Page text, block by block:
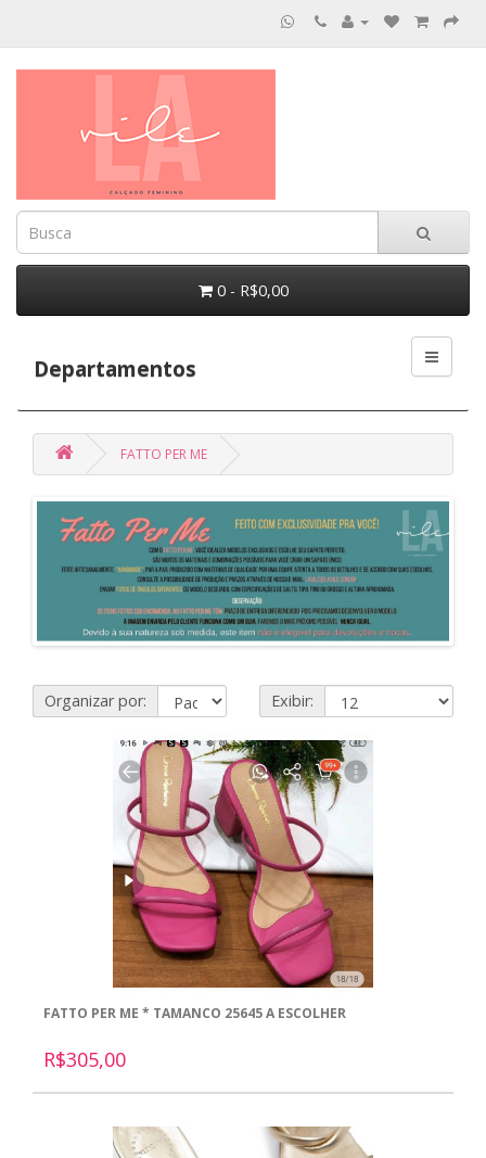
0 - R$0,00
Departamentos
FATTO PER ME
Organizar por: Exibir:
FATTO PER ME * TAMANCO 25645 A ESCOLHER
R$305,00